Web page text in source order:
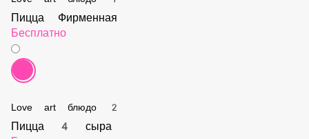
Пепперони (40 г)
79 ₽
Love art блюдо 1
Пицца Фирменная